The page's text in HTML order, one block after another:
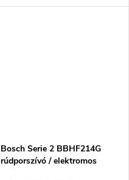
Bosch Serie 2 BBHF214G
rúdporszívó / elektromos